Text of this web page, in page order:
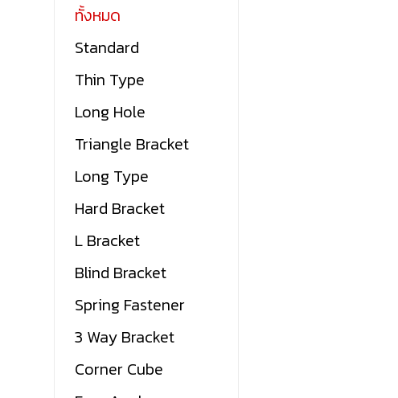
ทั้งหมด
Standard
Thin Type
Long Hole
Triangle Bracket
Long Type
Hard Bracket
L Bracket
Blind Bracket
Spring Fastener
3 Way Bracket
Corner Cube